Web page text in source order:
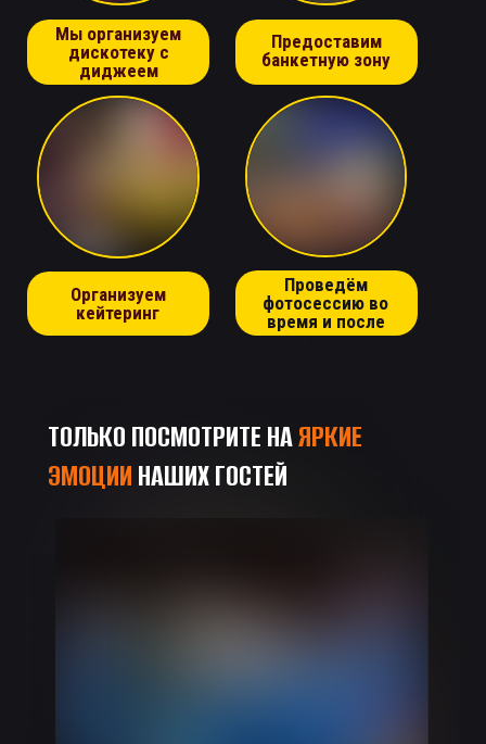
Организуем
кейтеринг
Мы организуем
дискотеку с
диджеем
Предоставим
банкетную зону
Проведём
фотосессию во
время и после
игры
ТОЛЬКО ПОСМОТРИТЕ НАЯРКИЕ
ЭМОЦИИНАШИХ ГОСТЕЙ